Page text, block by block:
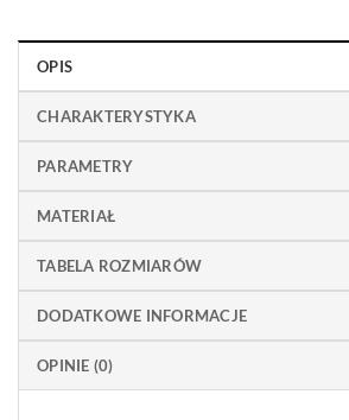
OPIS
CHARAKTERYSTYKA
PARAMETRY
MATERIAŁ
TABELA ROZMIARÓW
DODATKOWE INFORMACJE
OPINIE (0)